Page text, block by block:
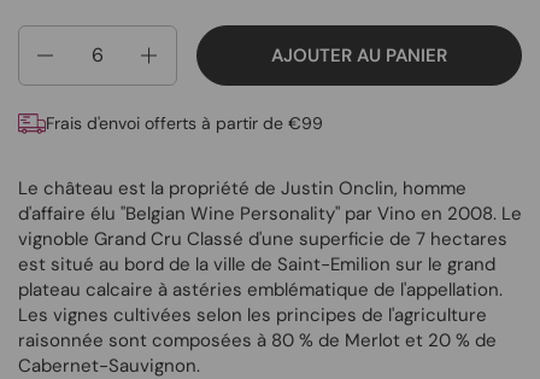
Quantité
AJOUTER AU PANIER
Frais d'envoi offerts à partir de €99
Le château est la propriété de Justin Onclin, homme
d'affaire élu "Belgian Wine Personality" par Vino en 2008. Le
vignoble Grand Cru Classé d'une superficie de 7 hectares
est situé au bord de la ville de Saint-Emilion sur le grand
plateau calcaire à astéries emblématique de l'appellation.
Les vignes cultivées selon les principes de l'agriculture
raisonnée sont composées à 80 % de Merlot et 20 % de
Cabernet-Sauvignon.